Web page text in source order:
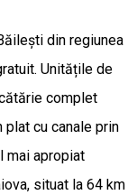
din regiunea
Unitățile de
complet
plat cu canale prin
mai apropiat
situat la 64 km